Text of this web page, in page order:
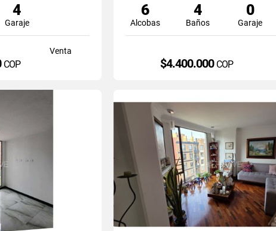
4
Garaje
Venta
COP
6
Alcobas
4
Baños
0
Garaje
$4.400.000 COP